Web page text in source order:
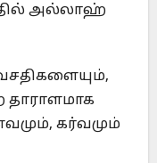
அல்லாஹ்
கர்வமும்